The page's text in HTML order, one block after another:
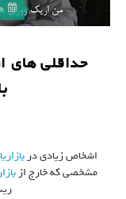
10
اشخاص زیادی در
مشخصی که خارج از